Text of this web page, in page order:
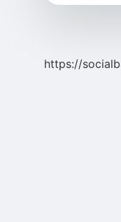
https://